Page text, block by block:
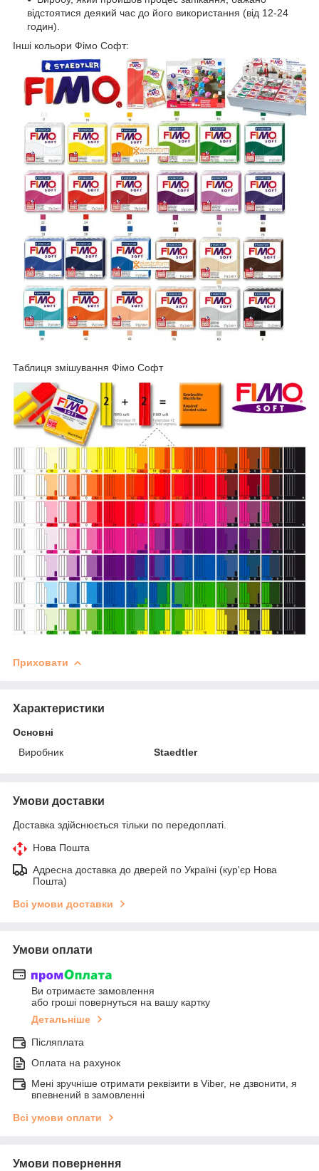
відстоятися деякий час до його використання (від 12-24
годин).
Інші кольори Фімо Софт:
Таблиця змішування Фімо Софт
Приховати
Характеристики
Основні
Виробник
Staedtler
Умови доставки
Доставка здійснюється тільки по передоплаті.
Нова Пошта
Адресна доставка до дверей по Україні (кур'єр Нова
Пошта)
Всі умови доставки
Умови оплати
Ви отримаєте замовлення
або гроші повернуться на вашу картку
Детальніше
Післяплата
Оплата на рахунок
Мені зручніше отримати реквізити в Viber, не дзвонити, я
впевнений в замовленні
Всі умови оплати
Умови повернення